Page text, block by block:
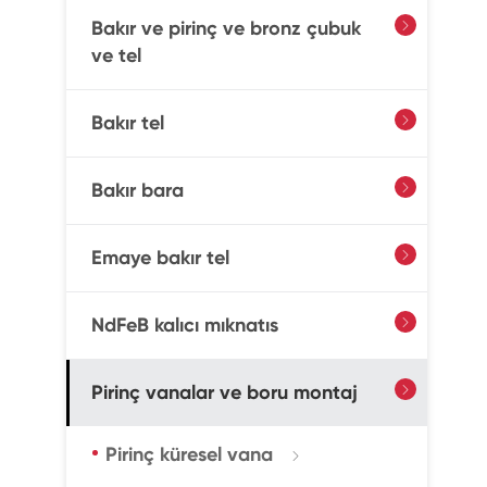
Bakır ve pirinç ve bronz çubuk
ve tel

Bakır tel 
Bakır bara 
Emaye bakır tel 
NdFeB kalıcı mıknatıs 
Pirinç vanalar ve boru montaj 
Pirinç küresel vana 